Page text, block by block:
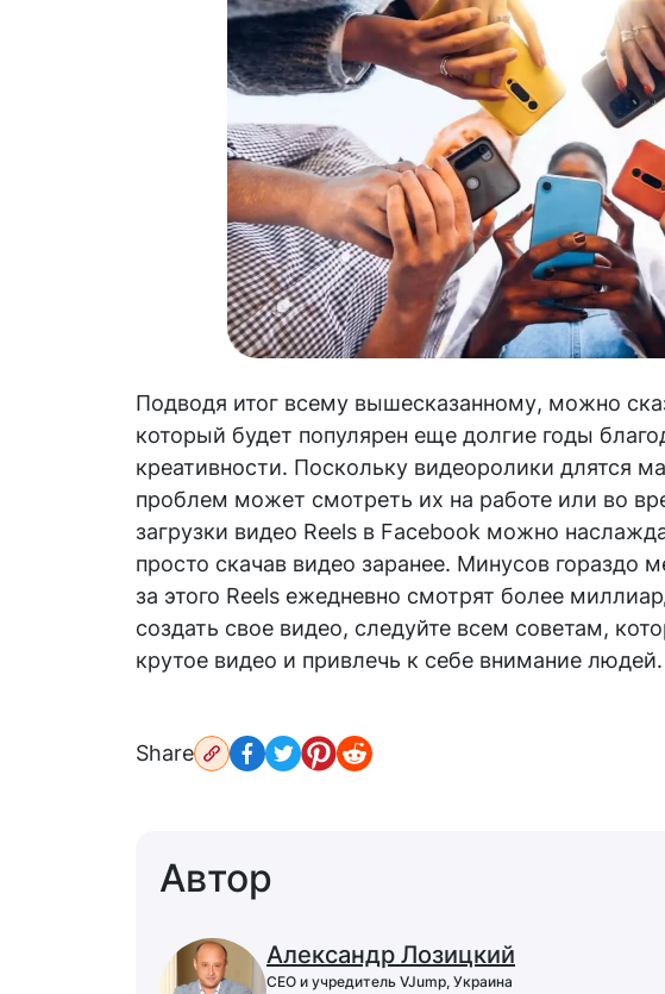
Подводя итог всему вышесказанному, можно
который будет популярен еще долгие годы
креативности. Поскольку видеоролики длятся
проблем может смотреть их на работе или во
загрузки видео Reels в Facebook можно
просто скачав видео заранее. Минусов
за этого Reels ежедневно смотрят более
создать свое видео, следуйте всем советам,
крутое видео и привлечь к себе внимание людей.
Share
Автор
Александр Лозицкий
CEO и учредитель VJump, Украина